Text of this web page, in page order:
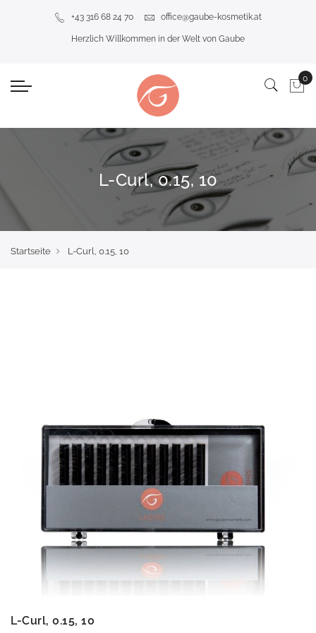
+43 316 68 24 70 office@gaube-kosmetik.at
Herzlich Willkommen in der Welt von Gaube
L-Curl, 0.15, 10
Startseite L-Curl, 0.15, 10
L-Curl, 0.15, 10